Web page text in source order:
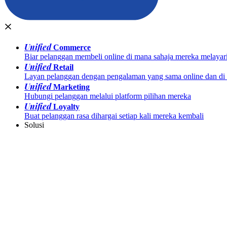
UnifiedCommerce
Biar pelanggan membeli online di mana sahaja mereka melayari
UnifiedRetail
Layan pelanggan dengan pengalaman yang sama online dan
UnifiedMarketing
Hubungi pelanggan melalui platform pilihan mereka
UnifiedLoyalty
Buat pelanggan rasa dihargai setiap kali mereka kembali
Solusi